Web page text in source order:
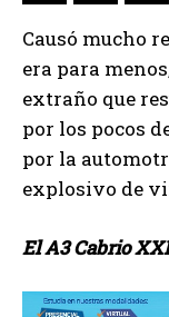
Causó mucho
era para
extraño que
por los pocos
por la
explosivo de
El A3 Cabrio